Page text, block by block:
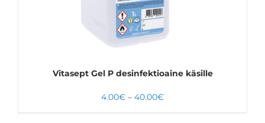
TEHDÄ
VALINNAT
TUOTTEEN
SIVULLA.
Vitasept Gel P desinfektioaine käsille
4.00€ – 40.00€Hintaluokka: